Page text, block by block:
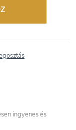
ingyenes és